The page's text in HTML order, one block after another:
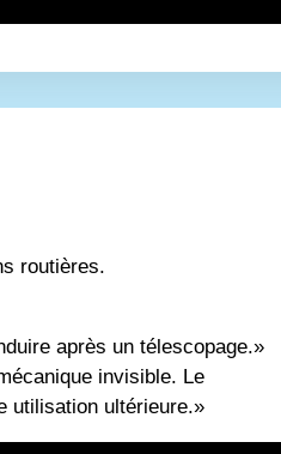
routières.
après un télescopage.»
invisible. Le
utilisation ultérieure.»